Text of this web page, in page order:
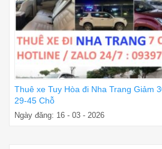
Thuê xe Tuy Hòa đi Nha Trang Giảm
29-45 Chỗ
Ngày đăng: 16 - 03 - 2026